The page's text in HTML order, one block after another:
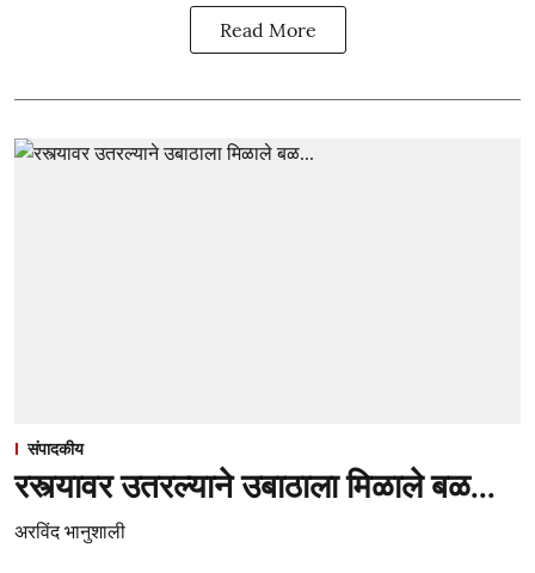
Read More
संपादकीय
रस्त्यावर उतरल्याने उबाठाला मिळाले बळ...
अरविंद भानुशाली